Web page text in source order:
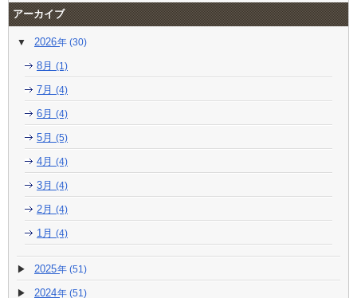
アーカイブ
2026 (30)
8月 (1)
7月 (4)
6月 (4)
5月 (5)
4月 (4)
3月 (4)
2月 (4)
1月 (4)
2025 (51)
2024 (51)